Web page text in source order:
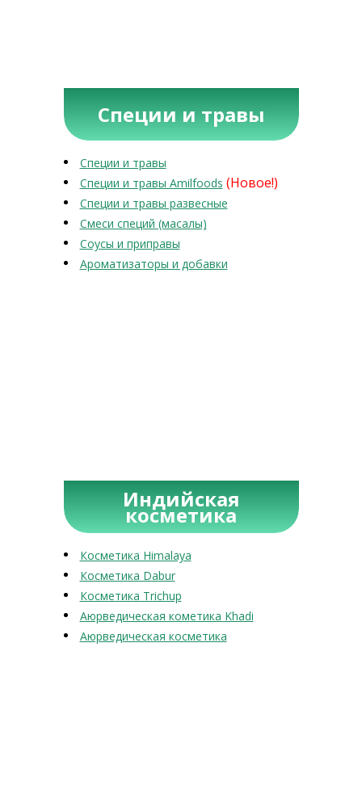
Специи и травы
Специи и травы
Специи и травы Amilfoods (Новое!)
Специи и травы развесные
Смеси специй (масалы)
Соусы и приправы
Ароматизаторы и добавки
Индийская
косметика
Косметика Himalaya
Косметика Dabur
Косметика Trichup
Аюрведическая кометика Khadi
Аюрведическая косметика